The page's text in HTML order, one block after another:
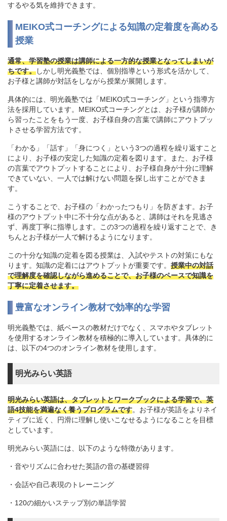
するやる気を維持できます。
MEIKO式コーチングによる知識の定着度を高める
授業
通常、学習塾の授業は講師による一方的な授業となってしまいが
ちです。しかし明光義塾では、個別指導という形式を活かして、
お子様と講師が対話をしながら授業が展開します。
具体的には、明光義塾では「MEIKO式コーチング」という指導方
法を採用しています。MEIKO式コーチングとは、お子様が講師か
ら習ったことをもう一度、お子様自身の言葉で講師にアウトプッ
トさせる学習方法です。
「わかる」「話す」「身につく」という3つの過程を繰り返すこと
により、お子様の安定した知識の定着を図ります。また、お子様
の言葉でアウトプットすることにより、お子様自身が十分に理解
できていない、一人では解けない問題を探し出すことができま
す。
こうすることで、お子様の「わかったつもり」を防ぎます。お子
様のアウトプット中に不十分な点があると、講師はそれを見逃さ
ず、再度丁寧に指導します。この3つの過程を繰り返すことで、き
ちんとお子様が一人で解けるようになります。
この十分な知識の定着を図る授業は、入試やテストの対策にもな
ります。知識の定着にはアウトプットが重要です。 授業中の対話
で理解度を確認しながら進めることで、お子様のペースで知識を
丁寧に定着させます。
豊富なオンライン教材で効率的な学習
明光義塾では、紙ベースの教材だけでなく、スマホやタブレット
を使用するオンライン教材を積極的に導入しています。具体的に
は、以下の4つのオンライン教材を使用します。
明光みらい英語
明光みらい英語は、タブレットとワークブックによる学習で、英
語4技能を満遍なく養うプログラムです。お子様が英語をよりネイ
ティブに近く、円滑に理解し使いこなせるようになることを目標
としています。
明光みらい英語には、以下のような特徴があります。
・音やリズムに合わせた英語の音の基礎習得
・会話や自己表現のトレーニング
・120の細かいステップ別の単語学習